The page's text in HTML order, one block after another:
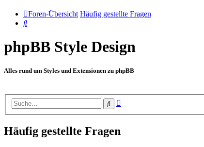
Foren-Übersicht Häufig gestellte Fragen
Suche
phpBB Style Design
Alles rund um Styles und Extensionen zu phpBB
Suche
Häufig gestellte Fragen